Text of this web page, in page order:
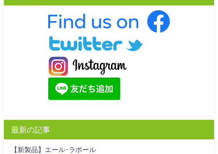
最新の記事
【新製品】エール･ラポール